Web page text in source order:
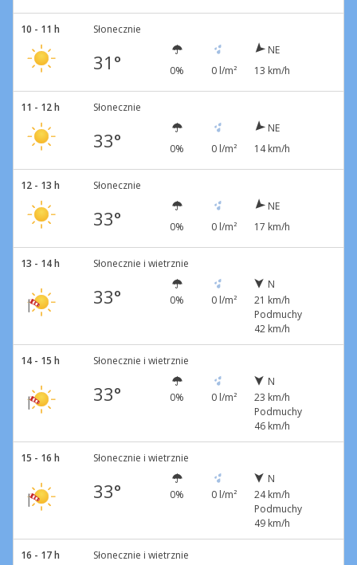
10 - 11 h Słonecznie
31° 0% 0 l/m²
NE
13 km/h
11 - 12 h Słonecznie
33° 0% 0 l/m²
NE
14 km/h
12 - 13 h Słonecznie
33° 0% 0 l/m²
NE
17 km/h
13 - 14 h Słonecznie i wietrznie
33° 0% 0 l/m²
N
21 km/h
Podmuchy
42 km/h
14 - 15 h Słonecznie i wietrznie
33° 0% 0 l/m²
N
23 km/h
Podmuchy
46 km/h
15 - 16 h Słonecznie i wietrznie
33° 0% 0 l/m²
N
24 km/h
Podmuchy
49 km/h
16 - 17 h Słonecznie i wietrznie